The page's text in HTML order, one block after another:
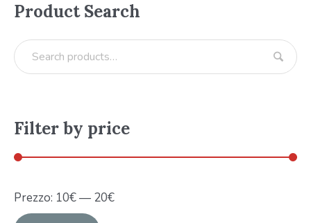
Product Search
Filter by price
Prezzo: 10€— 20€